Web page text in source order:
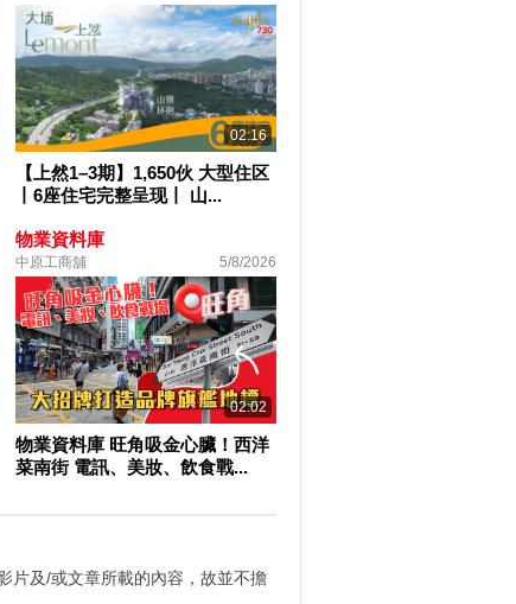
02:16
【上然1–3期】1,650伙 大型住区
丨6座住宅完整呈现丨 山...
物業資料庫
中原工商舖 5/8/2026
02:02
物業資料庫 旺角吸金心臟！西洋
菜南街 電訊、美妝、飲食戰...
片及/或文章所載的內容，故並不擔